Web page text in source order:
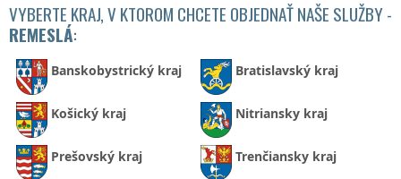
VYBERTE KRAJ, V KTOROM CHCETE OBJEDNAŤ NAŠE SLUŽBY -
REMESLÁ:
Banskobystrický kraj Bratislavský kraj
Košický kraj Nitriansky kraj
Prešovský kraj Trenčiansky kraj